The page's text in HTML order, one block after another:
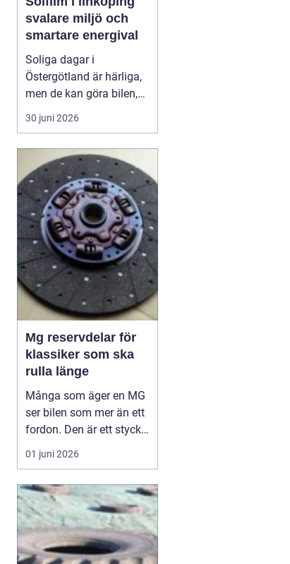
svalare miljö och
smartare energival
Soliga dagar i
Östergötland är härliga,
men de kan göra bilen,
bostaden eller kontoret
varma och bländande.
därför på solfilm
Linköpingsom ett enkelt
sätt att få svalka, ...
30 juni 2026
Mg reservdelar för
klassiker som ska
rulla länge
Många som äger en MG
ser bilen som mer än ett
fordon. Den är ett stycke
brittisk bilhistoria, en
hobby och ibland nästan
en äldre MG ska hållas i
gång, eller byggas upp
från grunden, spelar
valet av reservdelar stor
01 juni 2026